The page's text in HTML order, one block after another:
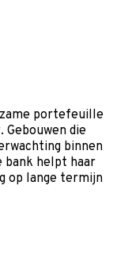
portefeuille
die
binnen
bank helpt haar
op lange termijn